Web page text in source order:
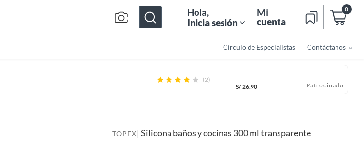
Hola,
Inicia sesión
Mi
cuenta
0
Círculo de Especialistas Contáctanos
(2)
S/26.90 Patrocinado
TOPEX| Silicona baños y cocinas 300 ml transparente
l
l